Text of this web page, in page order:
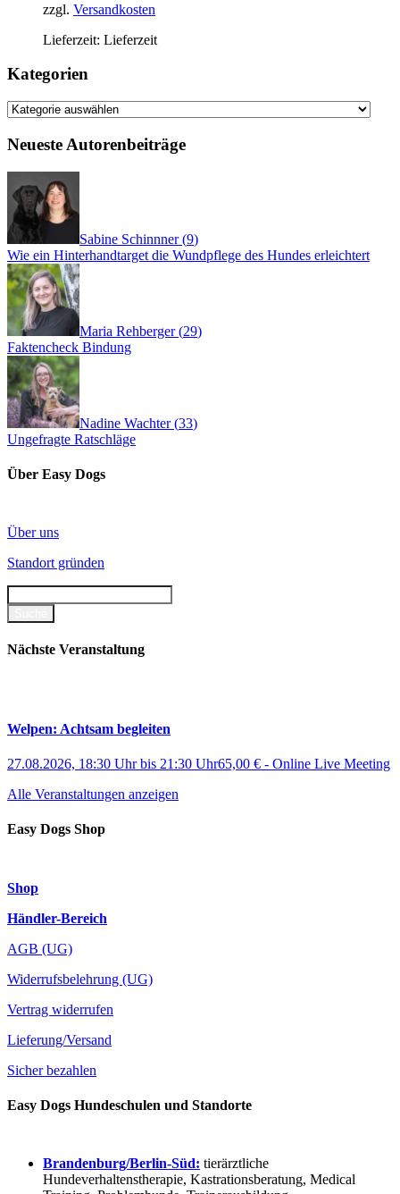
zzgl. Versandkosten
Lieferzeit: Lieferzeit
Kategorien
Kategorien
Neueste Autorenbeiträge
Sabine Schinnner(9)
Wie ein Hinterhandtarget die Wundpflege des Hundes erleichtert
Maria Rehberger(29)
Faktencheck Bindung
Nadine Wachter(33)
Ungefragte Ratschläge
Über Easy Dogs
Über uns
Standort gründen
Nächste Veranstaltung
Welpen: Achtsam begleiten
27.08.2026, 18:30 Uhrbis 21:30 Uhr65,00 € - Online Live Meeting
Alle Veranstaltungen anzeigen
Easy Dogs Shop
Shop
Händler-Bereich
AGB (UG)
Widerrufsbelehrung (UG)
Vertrag widerrufen
Lieferung/Versand
Sicher bezahlen
Easy Dogs Hundeschulen und Standorte
Brandenburg/Berlin-Süd: tierärztliche
Hundeverhaltenstherapie, Kastrationsberatung, Medical